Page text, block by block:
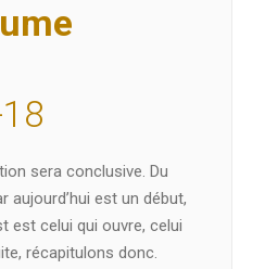
sera conclusive. Du
aujourd’hui est un début,
est celui qui ouvre, celui
récapitulons donc.